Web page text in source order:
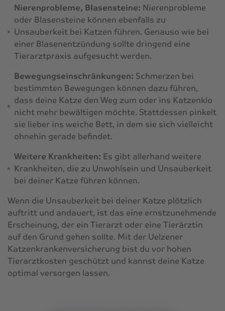
Nierenprobleme, Blasensteine: Nierenprobleme
oder Blasensteine können ebenfalls zu
Unsauberkeit bei Katzen führen. Genauso wie bei
einer Blasenentzündung sollte dringend eine
Tierarztpraxis aufgesucht werden.
Bewegungseinschränkungen: Schmerzen bei
bestimmten Bewegungen können dazu führen,
dass deine Katze den Weg zum oder ins Katzenklo
nicht mehr bewältigen möchte. Stattdessen pinkelt
sie lieber ins weiche Bett, in dem sie sich vielleicht
ohnehin gerade befindet.
Weitere Krankheiten: Es gibt allerhand weitere
Krankheiten, die zu Unwohlsein und Unsauberkeit
bei deiner Katze führen können.
Wenn die Unsauberkeit bei deiner Katze plötzlich
auftritt und andauert, ist das eine ernstzunehmende
Erscheinung, der ein Tierarzt oder eine Tierärztin
auf den Grund gehen sollte. Mit der Uelzener
Katzenkrankenversicherung bist du vor hohen
Tierarztkosten geschützt und kannst deine Katze
optimal versorgen lassen.